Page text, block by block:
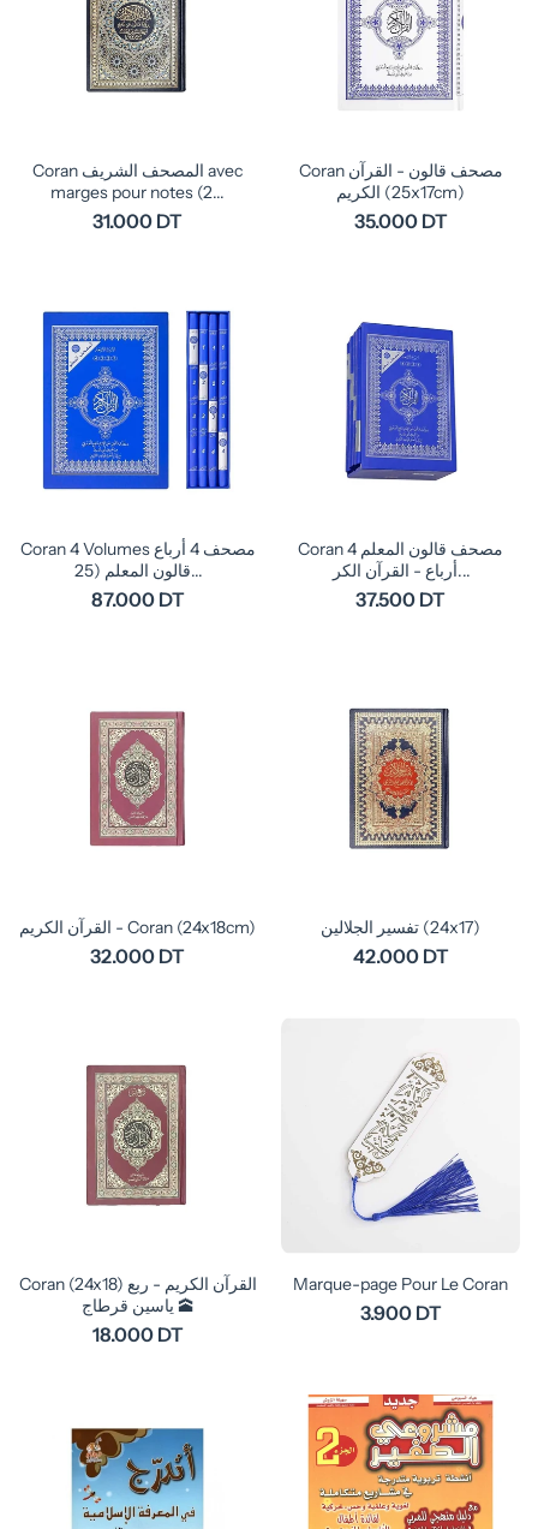
Coran المصحف الشريف avec
marges pour notes (2...
31.000 DT
Coran مصحف قالون - القرآن
الكريم (25x17cm)
35.000 DT
Coran 4 Volumes مصحف 4 أرباع
قالون المعلم (25...
87.000 DT
Coran مصحف قالون المعلم 4
أرباع - القرآن الكر...
37.500 DT
القرآن الكريم - Coran (24x18cm)
32.000 DT
تفسير الجلالين (24x17)
42.000 DT
Coran (24x18) القرآن الكريم - ربع
ياسين قرطاج 🕋
18.000 DT
Marque-page Pour Le Coran
3.900 DT